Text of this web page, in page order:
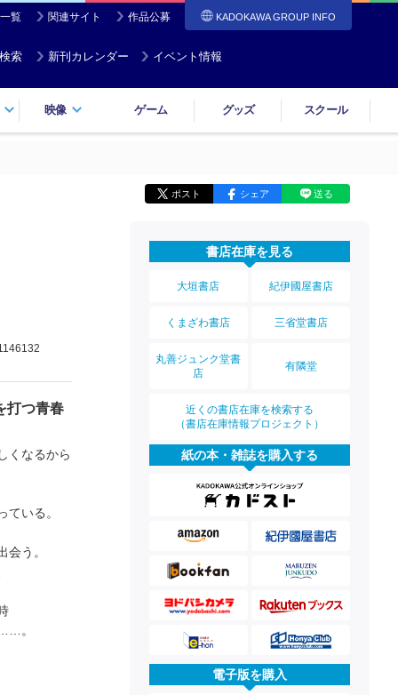
覧 関連サイト 作品公募 KADOKAWA GROUP INFO
索 新刊カレンダー イベント情報
映像 ゲーム グッズ スクール
ポスト シェア 送る
打つ青春
くなるから
いる。
う。
。
書店在庫を見る
大垣書店 紀伊國屋書店
くまざわ書店 三省堂書店
丸善ジュンク堂書
店
有隣堂
近くの書店在庫を検索する
（書店在庫情報プロジェクト）
紙の本・雑誌を購入する
電子版を購入